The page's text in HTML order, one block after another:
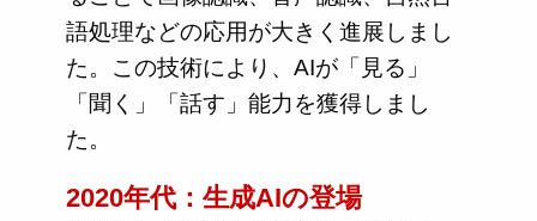
語処理などの応用が大きく進展しまし
た。この技術により、AIが「見る」
「聞く」「話す」能力を獲得しまし
た。
2020年代：生成AIの登場